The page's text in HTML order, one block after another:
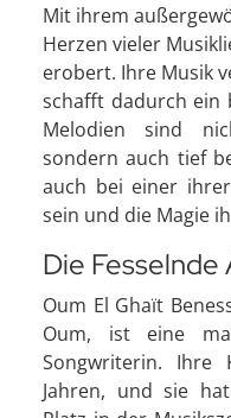
Mit ihrem
Herzen vieler
erobert. Ihre Musik
schafft dadurch ein
Melodien sind
sondern auch tief
auch bei einer
sein und die Magie
Die Fesselnde
Oum El Ghaït
Oum, ist eine
Songwriterin. Ihre
Jahren, und sie